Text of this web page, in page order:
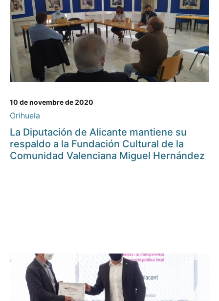
10 de novembre de 2020
Orihuela
La Diputación de Alicante mantiene su
respaldo a la Fundación Cultural de la
Comunidad Valenciana Miguel Hernández